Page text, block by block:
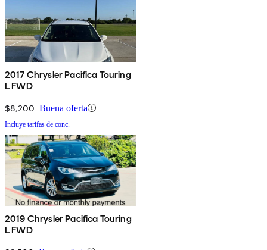
2017 Chrysler Pacifica Touring
L FWD
$8,200 Buena oferta
Incluye tarifas de conc.
2019 Chrysler Pacifica Touring
L FWD